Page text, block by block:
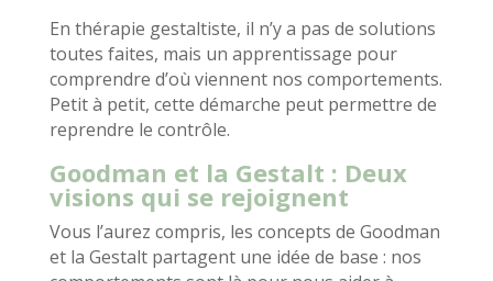
En thérapie gestaltiste, il n’y a pas de solutions
toutes faites, mais un apprentissage pour
comprendre d’où viennent nos comportements.
Petit à petit, cette démarche peut permettre de
reprendre le contrôle.
Goodman et la Gestalt : Deux
visions qui se rejoignent
Vous l’aurez compris, les concepts de Goodman
et la Gestalt partagent une idée de base : nos